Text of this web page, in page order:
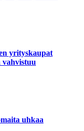
yrityskaupat
vahvistuu
uhkaa